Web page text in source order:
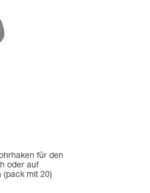
für den
oder auf
(pack mit 20)